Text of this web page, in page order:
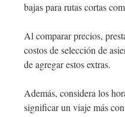
bajas para rutas cortas
Al comparar precios,
costos de selección de
de agregar estos extras.
Además, considera los
significar un viaje más